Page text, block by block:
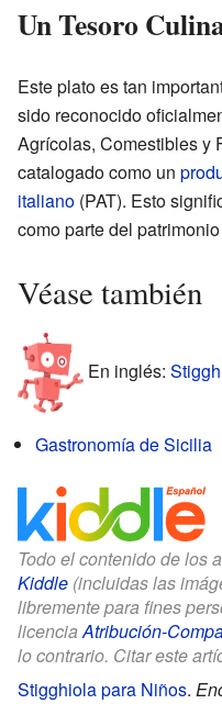
Un Tesoro
Este plato es tan
sido reconocido
Agrícolas, Comestibles y
catalogado como un
italiano (PAT). Esto
como parte del
Véase también
En inglés:
Gastronomía de Sicilia
Todo el contenido de los
Kiddle (incluidas las
libremente para fines
licencia Atribución-
lo contrario. Citar este
Stigghiola para Niños.